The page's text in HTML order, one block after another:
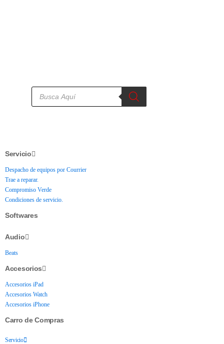
Servicio
Despacho de equipos por Courrier
Trae a reparar.
Compromiso Verde
Condiciones de servicio.
Softwares
Audio
Beats
Accesorios
Accesorios iPad
Accesorios Watch
Accesorios iPhone
Carro de Compras
Servicio